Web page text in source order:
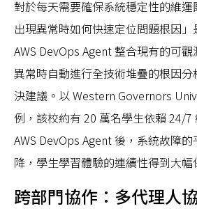
對於每天需要確保系統穩定性的維
出現異常時如何快速定位問題根因」
AWS DevOps Agent 整合現有的可
異常時自動進行全技術堆疊的根因
決建議。以 Western Governors
例，該校約有 20 萬名學生依賴 24/7
AWS DevOps Agent 後，系統故障
降，學生學習體驗的連續性得到大幅
跨部門協作：多代理人